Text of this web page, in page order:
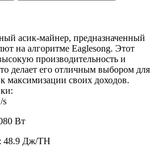
асик-майнер, предназначенный
на алгоритме Eaglesong. Этот
производительность и
делает его отличным выбором для
максимизации своих доходов.
s
Вт
48.9 Дж/TH